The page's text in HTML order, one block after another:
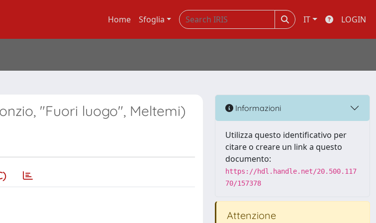
Home Sfoglia IT LOGIN
"Fuori luogo", Meltemi) Informazioni
Utilizza questo identificativo per
citare o creare un link a questo
documento:
https://hdl.handle.net/20.500.117
70/157378
Attenzione